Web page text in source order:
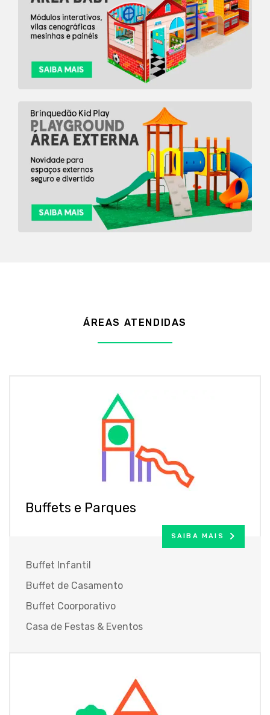
ÁREAS ATENDIDAS
Buffets e Parques
SAIBA MAIS
Buffet Infantil
Buffet de Casamento
Buffet Coorporativo
Casa de Festas & Eventos